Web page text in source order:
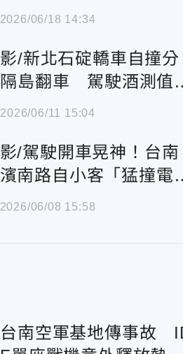
隔島
2026/06/18 14:34
影/新北石碇轎車自撞分
隔島翻車 駕駛酒測值
表
2026/06/11 15:04
影/駕駛開車晃神！台南
濱南路自小客「猛撞電
桿」車頭全毀
2026/06/08 15:58
台南空軍基地傳事故